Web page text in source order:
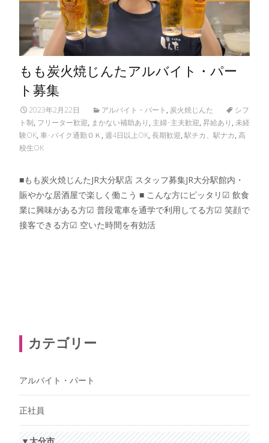
もも炭火焼じんたアルバイト・パー
ト募集
2023年2月22日 アルバイト・パート , 炭火焼じんた
シフ
ト制, フリーター歓迎, まかない補助あり , 主婦･主夫歓迎, 昇給あり , 未経
験OK, 車･バイク通勤ＯＫ , 週4日以上OK, 長期歓迎, 駅チカ、駅ナカ, 高
校生OK
■もも炭火焼じんたJR大分駅店 スタッフ募集JR大分駅館内・
賑やかな居酒屋で楽しく働こう ■ こんな方にピッタリ☑︎ 飲食
業に興味がある方☑︎ 普段電車を通学で利用してる方☑︎ 笑顔で
接客できる方☑︎ 空いた時間を有効活
カテゴリー
アルバイト・パート
正社員
▼大分市